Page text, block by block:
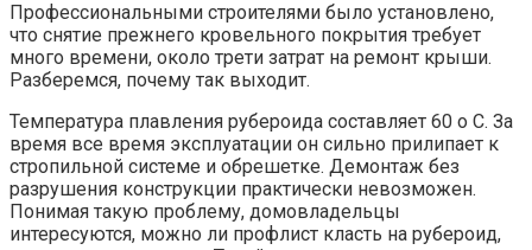
Профессиональными строителями было установлено,
что снятие прежнего кровельного покрытия требует
много времени, около трети затрат на ремонт крыши.
Разберемся, почему так выходит.
Температура плавления рубероида составляет 60 o C. За
время все время эксплуатации он сильно прилипает к
стропильной системе и обрешетке. Демонтаж без
разрушения конструкции практически невозможен.
Понимая такую проблему, домовладельцы
интересуются, можно ли профлист класть на рубероид,